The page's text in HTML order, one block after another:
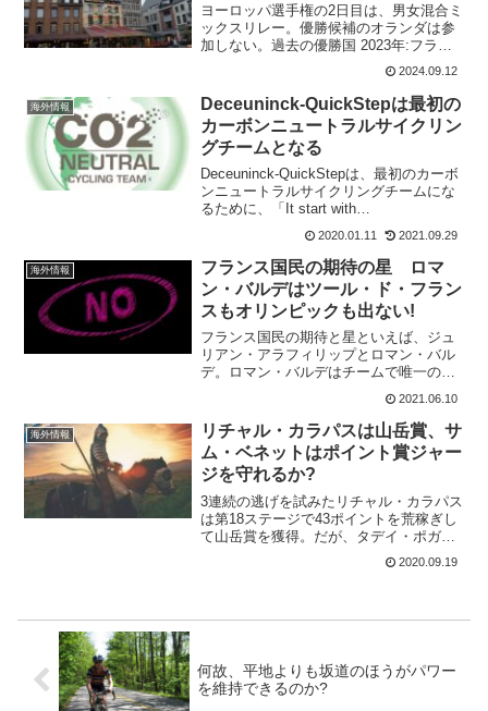
ヨーロッパ選手権の2日目は、男女混合ミ
ックスリレー。優勝候補のオランダは参
加しない。過去の優勝国 2023年:フラン
ス 2022年: 開催なし 2021年:イタリア
2020年: ドイツ 2019年: オランダ男女ミ
ックスリレー ヒュース...
2024.09.12
海外情報
Deceuninck-QuickStepは最初の
カーボンニュートラルサイクリン
グチームとなる
Deceuninck-QuickStepは、最初のカーボ
ンニュートラルサイクリングチームにな
るために、「It start with
グを付けた野心的なサステナビリティプ
ロジェクトを開始...
2020.01.11 2021.09.29
海外情報
フランス国民の期待の星 ロマ
ン・バルデはツール・ド・フラン
スもオリンピックも出ない!
フランス国民の期待と星といえば、ジュ
リアン・アラフィリップとロマン・バル
デ。ロマン・バルデはチームで唯一のリ
ーダーとなることを嫌い、フランスのチ
ームAG2RからTeam DSMに移籍。念願
のジロ・デ・イタリアに出場し、総合7位
でフニッシュし...
2021.06.10
海外情報
リチャル・カラパスは山岳賞、サ
ム・ベネットはポイント賞ジャー
ジを守れるか?
3連続の逃げを試みたリチャル・カラパス
は第18ステージで43ポイントを荒稼ぎし
て山岳賞を獲得。だが、タデイ・ポガチ
ャルとは2ポイントの差しかない。第20ス
テージ個人タイムトライヤルでも山岳ポ
2020.09.19
何故、平地よりも坂道のほうがパワー
を維持できるのか?